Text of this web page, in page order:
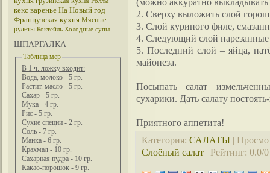
кекс варенье На Новый год
Французская кухня Мясные
рулеты Коктейль Холодные супы
ШПАРГАЛКА
Таблица мер
В 1 ч. ложку входит:
Вода, молоко - 5 гр.
Растит. масло - 5 гр.
Сахар - 5 гр.
Мука - 4 гр.
Рис - 5 гр.
Сухие специи - 2 гр.
Соль - 7 гр.
Манка - 6 гр.
Крахмал - 10 гр.
Сахарная пудра - 10 гр.
Какао-порошок - 9 гр.
2. Сверху выложить слой
3. Слой куриного филе,
4. Следующий слой
5. Последний слой – яйца,
майонеза.
Посыпать салат
сухарики. Дать салату
Приятного аппетита!
Категория: САЛАТЫ |
Слоёный салат | Рейтинг: 0.0/0